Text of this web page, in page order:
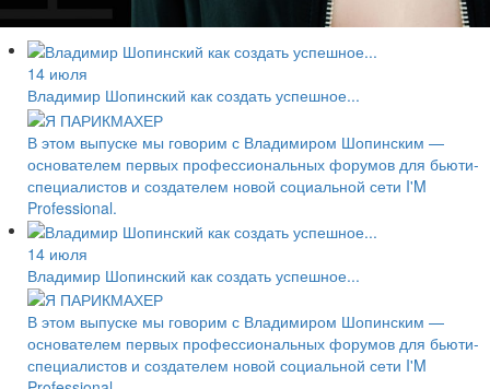
14 июля
Владимир Шопинский как создать успешное...
В этом выпуске мы говорим с Владимиром Шопинским —
основателем первых профессиональных форумов для бьюти-
специалистов и создателем новой социальной сети I'M
Professional.
14 июля
Владимир Шопинский как создать успешное...
В этом выпуске мы говорим с Владимиром Шопинским —
основателем первых профессиональных форумов для бьюти-
специалистов и создателем новой социальной сети I'M